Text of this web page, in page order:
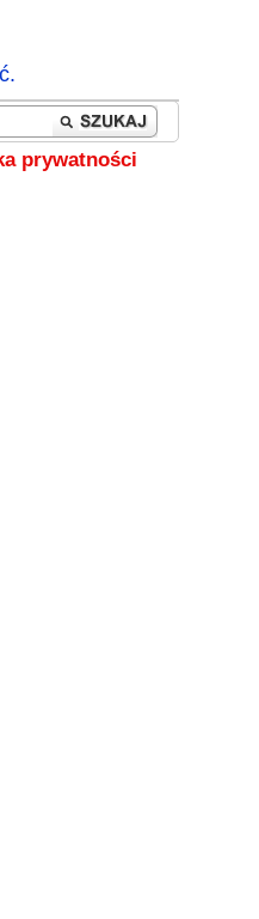
prywatności